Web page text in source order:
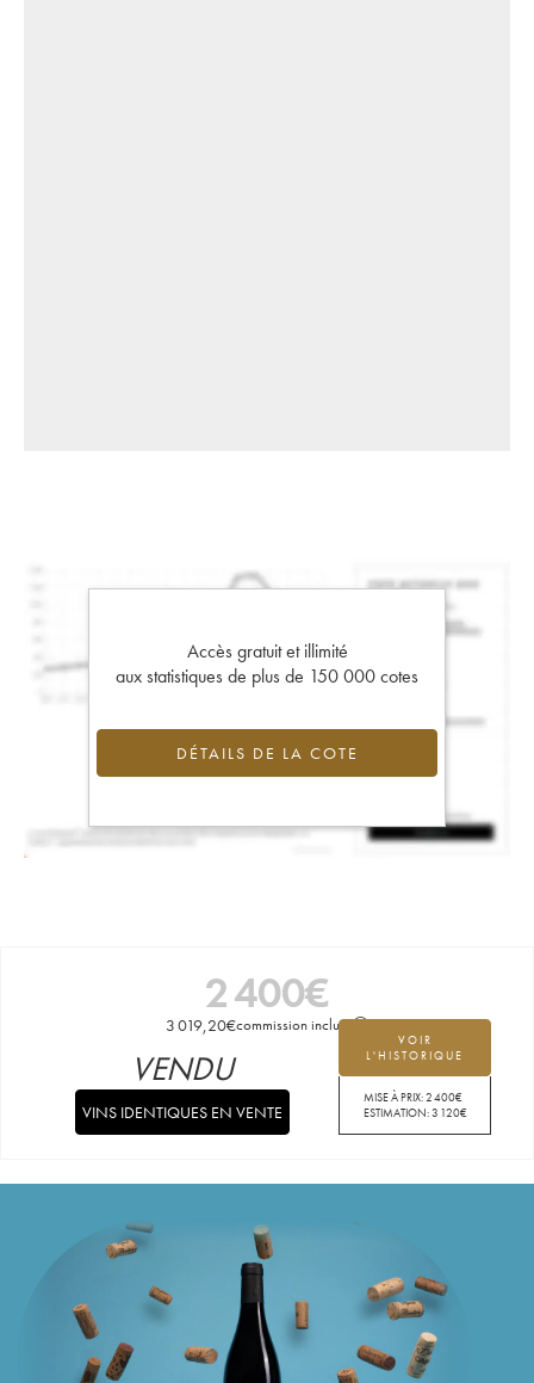
Accès gratuit et illimité
aux statistiques de plus de 150 000 cotes
DÉTAILS DE LA COTE
2 400€
3 019,20€commission incluse
VOIR
L'HISTORIQUE
MISE À PRIX:2 400€
ESTIMATION:3 120€
VENDU
VINS IDENTIQUES EN VENTE